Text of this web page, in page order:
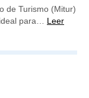
de Turismo (Mitur)
para… Leer